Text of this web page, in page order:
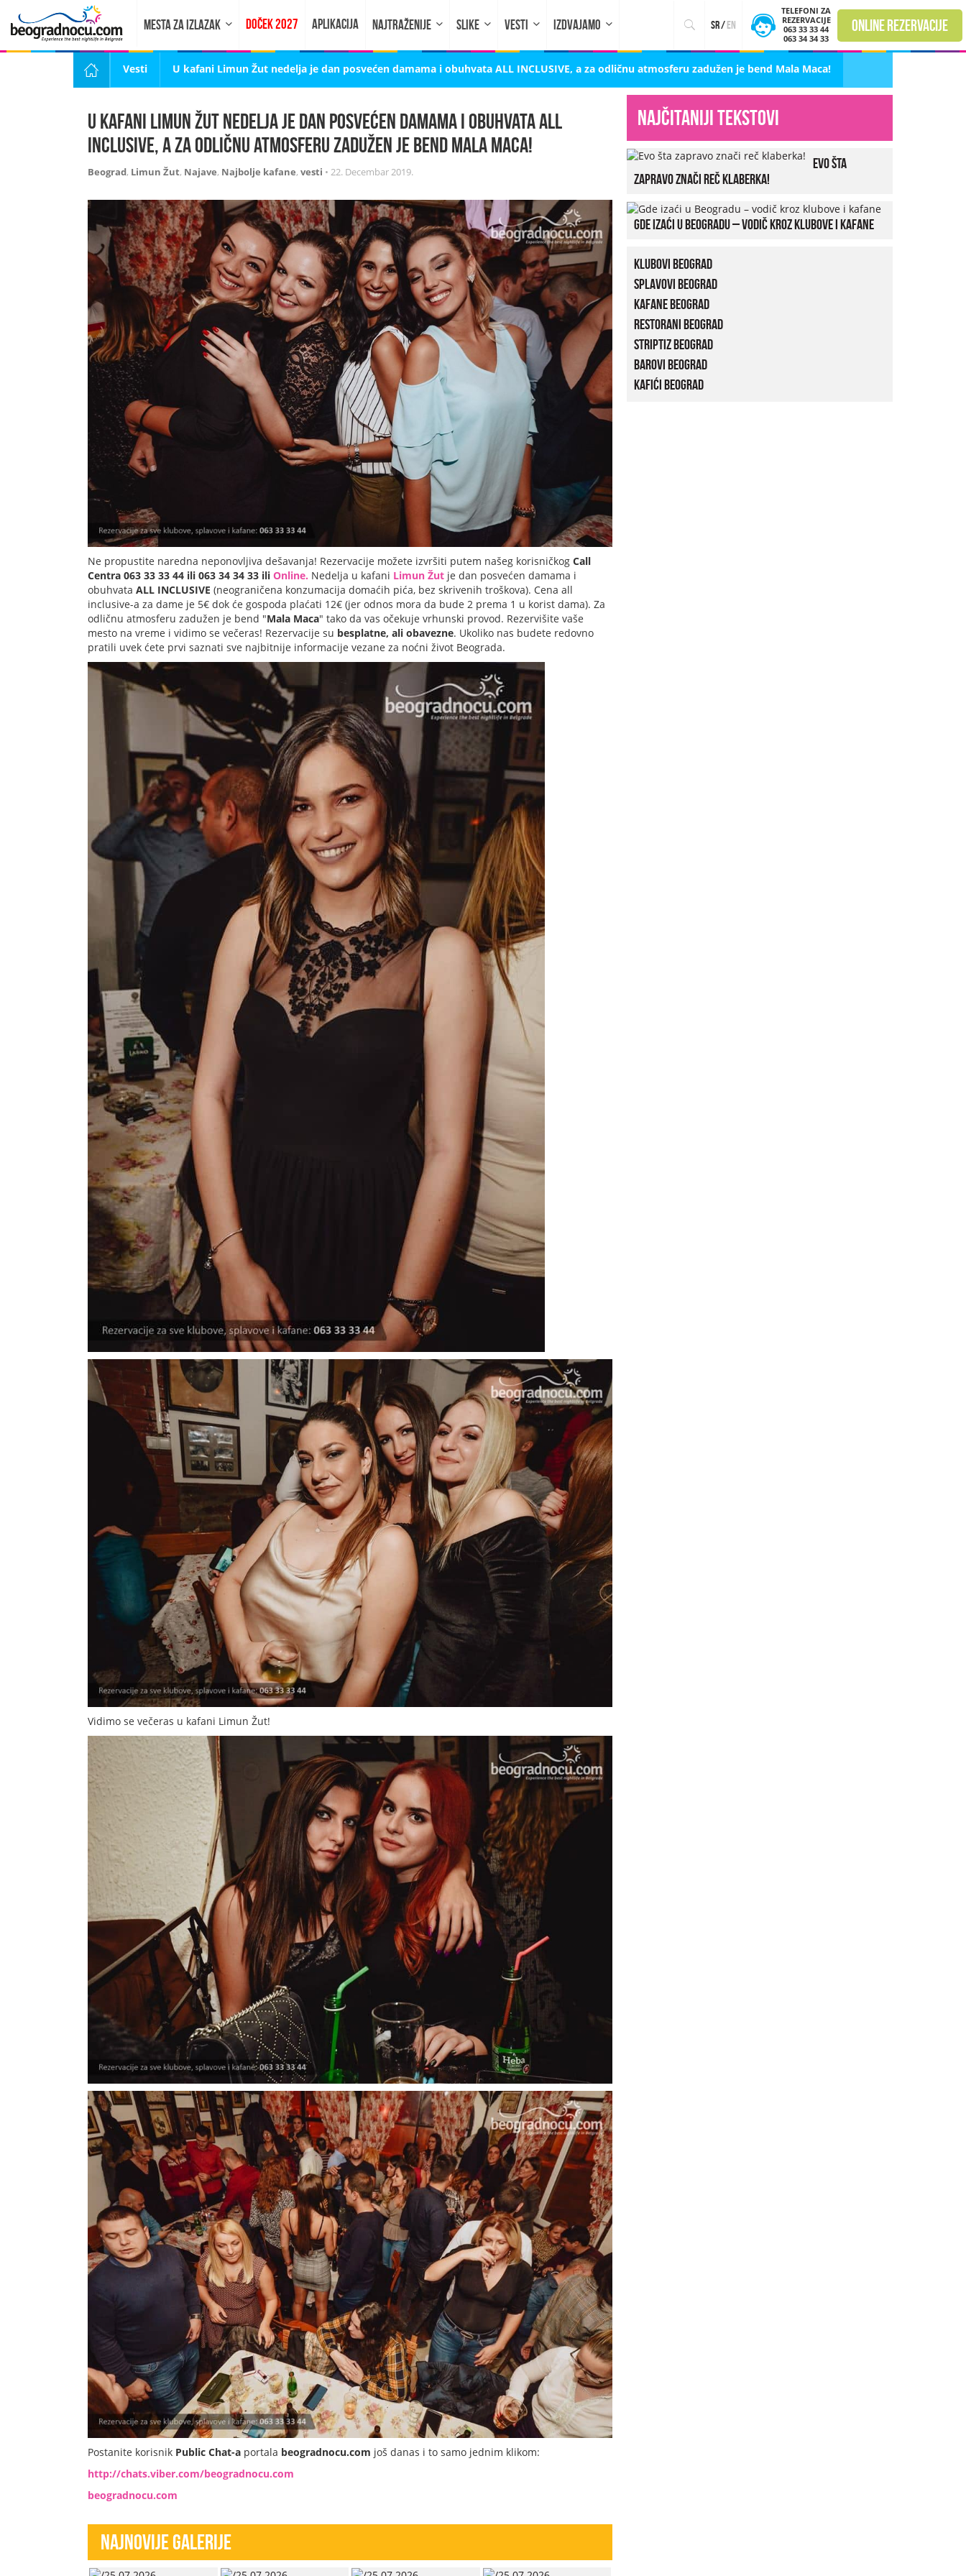
MESTA ZA IZLAZAK DOČEK 2027 APLIKACIJA NAJTRAŽENIJE SLIKE VESTI IZDVAJAMO sr/en
TELEFONI ZA
REZERVACIJE
063 33 33 44
063 34 34 33
online rezervacije
Vesti U kafani Limun Žut nedelja je dan posvećen damama i obuhvata ALL INCLUSIVE, a za odličnu atmosferu zadužen je bend Mala Maca!
U kafani Limun Žut nedelja je dan posvećen damama i obuhvata ALL
INCLUSIVE, a za odličnu atmosferu zadužen je bend Mala Maca!
Beograd, Limun Žut, Najave, Najbolje kafane, vesti • 22. Decembar 2019.
Ne propustite naredna neponovljiva dešavanja! Rezervacije možete izvršiti putem našeg korisničkog Call
Centra 063 33 33 44 ili 063 34 34 33 ili Online. Nedelja u kafani Limun Žut je dan posvećen damama i
obuhvata ALL INCLUSIVE (neograničena konzumacija domaćih pića, bez skrivenih troškova). Cena all
inclusive-a za dame je 5€ dok će gospoda plaćati 12€ (jer odnos mora da bude 2 prema 1 u korist dama). Za
odličnu atmosferu zadužen je bend "Маla Маcа" tako da vas očekuje vrhunski provod. Rezervišite vaše
mesto na vreme i vidimo se večeras! Rezervacije su besplatne, ali obavezne. Ukoliko nas budete redovno
pratili uvek ćete prvi saznati sve najbitnije informacije vezane za noćni život Beograda.
Vidimo se večeras u kafani Limun Žut!
Postanite korisnik Public Chat-a portala beogradnocu.com još danas i to samo jednim klikom:
http://chats.viber.com/beogradnocu.com
beogradnocu.com
Najnovije Galerije
Najčitaniji tekstovi
Evo šta
zapravo znači reč klaberka!
Gde izaći u Beogradu – vodič kroz klubove i kafane
Klubovi Beograd
Splavovi Beograd
Kafane Beograd
Restorani Beograd
Striptiz Beograd
Barovi Beograd
Kafići Beograd